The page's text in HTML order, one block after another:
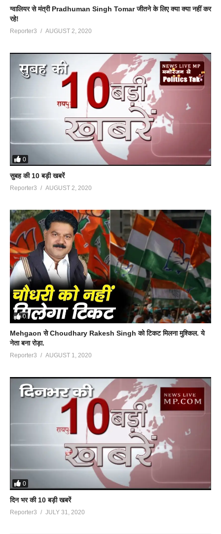
ग्वालियर से मंत्री Pradhuman Singh Tomar जीतने के लिए क्या क्या नहीं कर
रहे!
Reporter3 AUGUST 2, 2020
0
सुबह की 10 बड़ी खबरें
Reporter3 AUGUST 2, 2020
0
Mehgaon से Choudhary Rakesh Singh को टिकट मिलना मुश्किल. ये
नेता बना रोड़ा.
Reporter3 AUGUST 1, 2020
0
दिन भर की 10 बड़ी खबरें
Reporter3 JULY 31, 2020